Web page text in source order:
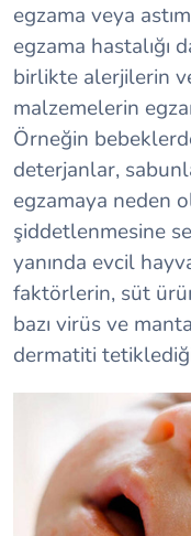
egzama veya
egzama hastalığı
birlikte alerjilerin
malzemelerin
Örneğin
deterjanlar,
egzamaya neden
şiddetlenmesine
yanında evcil
faktörlerin, süt
bazı virüs ve
dermatiti